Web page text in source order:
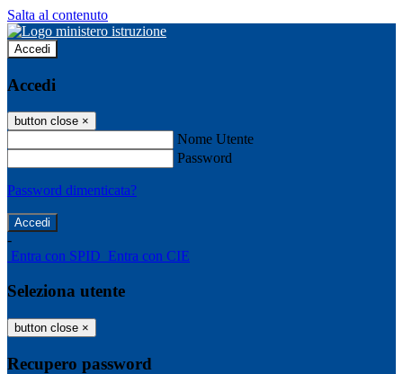
Salta al contenuto
Accedi
Accedi
button close ×
Nome Utente
Password
Password dimenticata?
-
Entra con SPID Entra con CIE
Seleziona utente
button close ×
Recupero password